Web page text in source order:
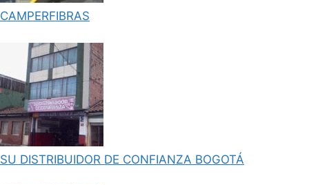
CAMPERFIBRAS
SU DISTRIBUIDOR DE CONFIANZA BOGOTÁ